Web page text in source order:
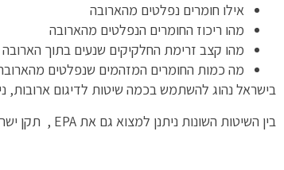
אילו חומרים נפלטים מהארובה
מהו ריכוז החומרים הנפלטים מהארובה
מהו קצב זרימת החלקיקים שנעים בתוך הארובה
מה כמות החומרים המזהמים שנפלטים
בישראל נהוג להשתמש בכמה שיטות לדיגום ארובות,
בין השיטות השונות ניתנן למצוא גם את EPA , תקן ישראל 5097 ועוד .